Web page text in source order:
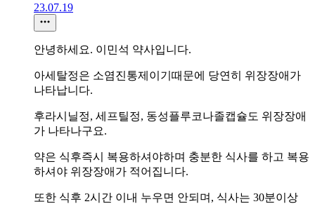
23.07.19
안녕하세요. 이민석 약사입니다.
아세탈정은 소염진통제이기때문에 당연히 위장장애가
나타납니다.
후라시닐정, 세프틸정, 동성플루코나졸캡슐도 위장장애
가 나타나구요.
약은 식후즉시 복용하셔야하며 충분한 식사를 하고 복용
하셔야 위장장애가 적어집니다.
또한 식후 2시간 이내 누우면 안되며, 식사는 30분이상